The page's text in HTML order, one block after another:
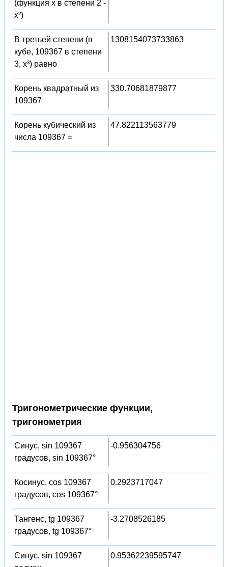
(функция x в степени 2 -
x²)
В третьей степени (в
кубе, 109367 в степени
3, x³) равно
1308154073733863
Корень квадратный из
109367
330.70681879877
Корень кубический из
числа 109367 =
47.822113563779
Тригонометрические функции,
тригонометрия
Синус, sin 109367
градусов, sin 109367°
-0.956304756
Косинус, cos 109367
градусов, cos 109367°
0.2923717047
Тангенс, tg 109367
градусов, tg 109367°
-3.2708526185
Синус, sin 109367
0.95362239595747